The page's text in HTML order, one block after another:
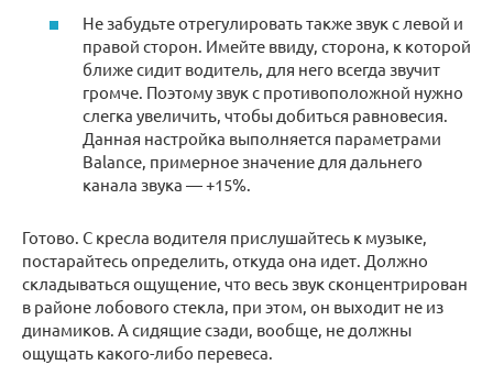
Не забудьте отрегулировать также звук с левой и
правой сторон. Имейте ввиду, сторона, к которой
ближе сидит водитель, для него всегда звучит
громче. Поэтому звук с противоположной нужно
слегка увеличить, чтобы добиться равновесия.
Данная настройка выполняется параметрами
Balance, примерное значение для дальнего
канала звука — +15%.
Готово. С кресла водителя прислушайтесь к музыке,
постарайтесь определить, откуда она идет. Должно
складываться ощущение, что весь звук сконцентрирован
в районе лобового стекла, при этом, он выходит не из
динамиков. А сидящие сзади, вообще, не должны
ощущать какого-либо перевеса.